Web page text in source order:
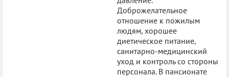
Доброжелательное
отношение к пожилым
людям, хорошее
диетическое питание,
санитарно-медицинский
уход и контроль со стороны
персонала. В пансионате